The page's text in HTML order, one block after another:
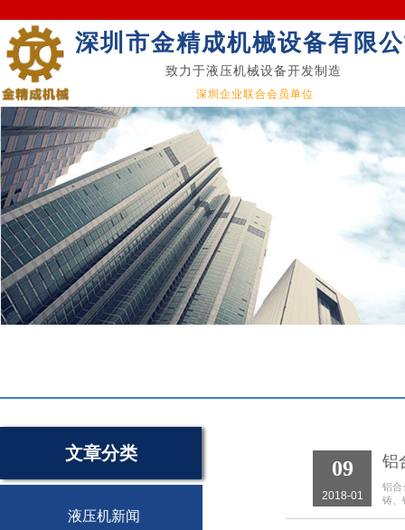
致力于液压机械设备开发制造
深圳市金精成机械设备有限
深圳企业联合会员单位
文章分类
09
2018-01
铝
铝合
铸、
液压机新闻